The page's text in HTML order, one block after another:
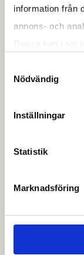
information från
annons- och
Dessa kan i sin
samlat in när du
Du kan besöka
Nödvändig
Inställningar
Statistik
Marknadsföring
Nordic Shield
bunkrar ,
hot (kemiska,
regler och